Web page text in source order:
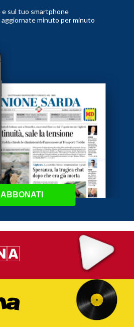
e sul tuo smartphone
minuto per minuto
ABBONATI